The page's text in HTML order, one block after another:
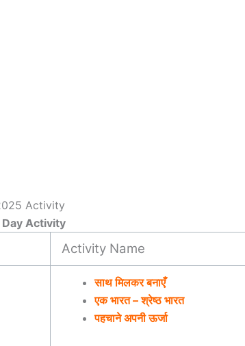
Day Activity
Activity Name
साथ मिलकर बनाएँ
एक भारत – श्रेष्ठ भारत
पहचाने अपनी ऊर्जा